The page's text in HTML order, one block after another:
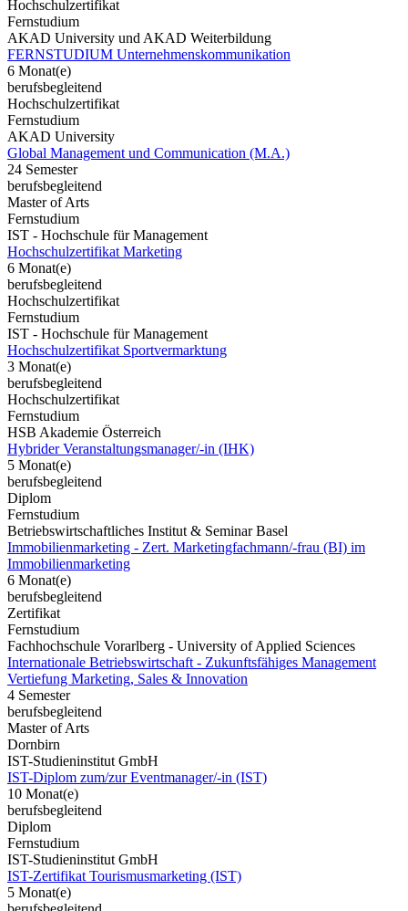
Hochschulzertifikat
Fernstudium
AKAD University und AKAD Weiterbildung
FERNSTUDIUM Unternehmenskommunikation
6 Monat(e)
berufsbegleitend
Hochschulzertifikat
Fernstudium
AKAD University
Global Management und Communication (M.A.)
24 Semester
berufsbegleitend
Master of Arts
Fernstudium
IST - Hochschule für Management
Hochschulzertifikat Marketing
6 Monat(e)
berufsbegleitend
Hochschulzertifikat
Fernstudium
IST - Hochschule für Management
Hochschulzertifikat Sportvermarktung
3 Monat(e)
berufsbegleitend
Hochschulzertifikat
Fernstudium
HSB Akademie Österreich
Hybrider Veranstaltungsmanager/-in (IHK)
5 Monat(e)
berufsbegleitend
Diplom
Fernstudium
Betriebswirtschaftliches Institut & Seminar Basel
Immobilienmarketing - Zert. Marketingfachmann/-frau (BI) im
Immobilienmarketing
6 Monat(e)
berufsbegleitend
Zertifikat
Fernstudium
Fachhochschule Vorarlberg - University of Applied Sciences
Internationale Betriebswirtschaft - Zukunftsfähiges Management
Vertiefung Marketing, Sales & Innovation
4 Semester
berufsbegleitend
Master of Arts
Dornbirn
IST-Studieninstitut GmbH
IST-Diplom zum/zur Eventmanager/-in (IST)
10 Monat(e)
berufsbegleitend
Diplom
Fernstudium
IST-Studieninstitut GmbH
IST-Zertifikat Tourismusmarketing (IST)
5 Monat(e)